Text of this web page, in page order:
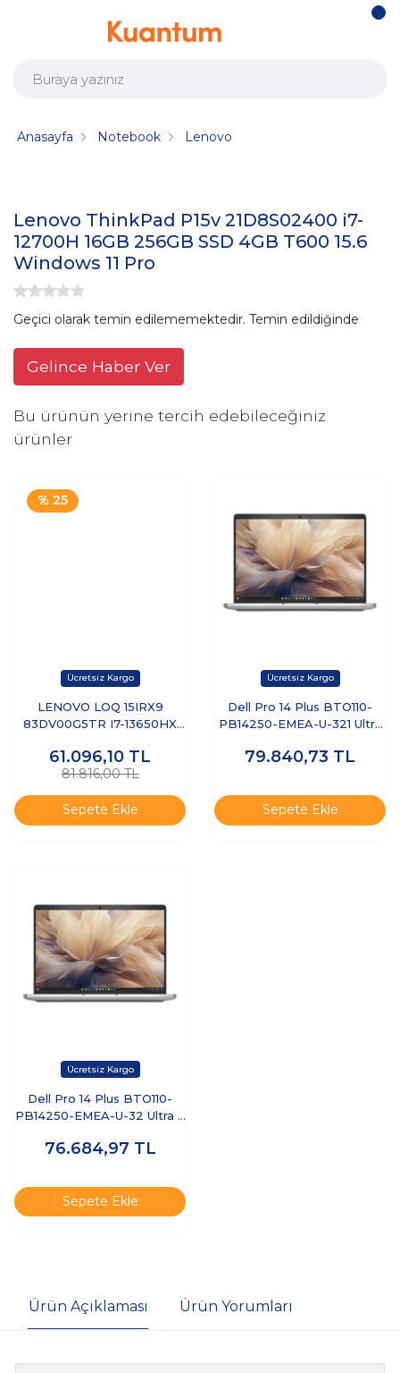
Anasayfa Notebook Lenovo
Lenovo ThinkPad P15v 21D8S02400 i7-
12700H 16GB 256GB SSD 4GB T600 15.6
Windows 11 Pro
Geçici olarak temin edilememektedir. Temin edildiğinde
Gelince Haber Ver
Bu ürünün yerine tercih edebileceğiniz
ürünler
% 25
LENOVO LOQ 15IRX9
83DV00G5TR I7-13650HX
RTX3050 15.6" DOS
61.096,10 TL
81.816,00 TL
Sepete Ekle
Dell Pro 14 Plus BTO110-
PB14250-EMEA-U-321 Ultra
Free Dos Dizüstü Bilgisayar
79.840,73 TL
Sepete Ekle
Dell Pro 14 Plus BTO110-
PB14250-EMEA-U-32 Ultra 7
Ubuntu Dizüstü Bilgisayar
76.684,97 TL
Sepete Ekle
Ürün Açıklaması Ürün Yorumları